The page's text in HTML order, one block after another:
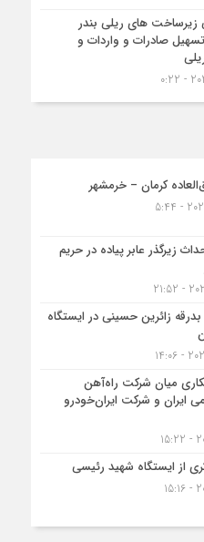
زیرساخت های ریلی بندر
صادرات و واردات و
کرمان – خرمشهر
زیرگذر عابر پیاده در حریم
بدرقه زائرین حسینی در ایستگاه
میان شرکت راه‌آهن
ایران و شرکت ایران‌خودرو
از ایستگاه شهید رئیسی